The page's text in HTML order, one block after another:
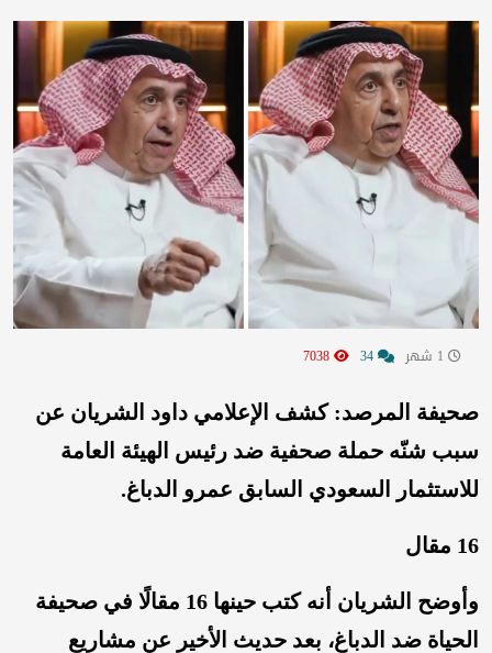
صحيفة المرصد: كشف الإعلامي داود الشريان عن
سبب شنّه حملة صحفية ضد رئيس الهيئة العامة
للاستثمار السعودي السابق عمرو الدباغ.
16 مقال
وأوضح الشريان أنه كتب حينها 16 مقالًا في صحيفة
الحياة ضد الدباغ، بعد حديث الأخير عن مشاريع